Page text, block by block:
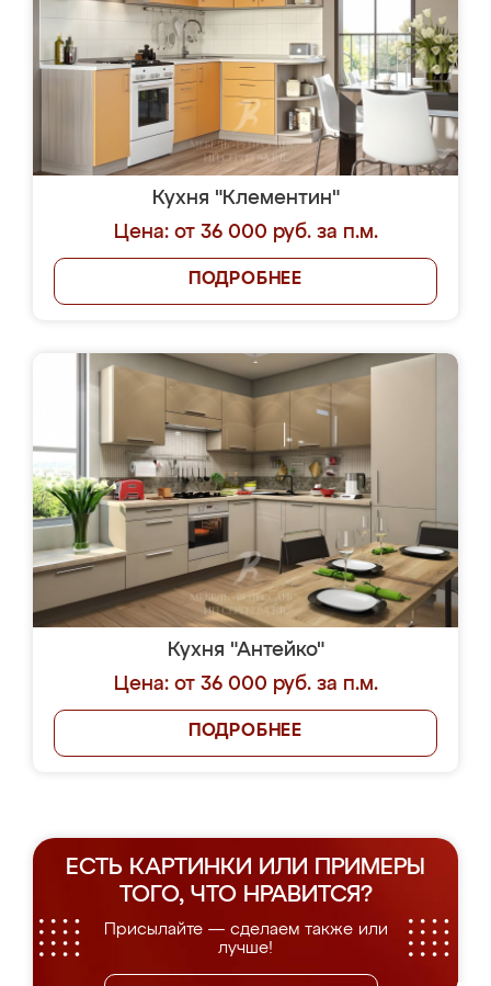
Кухня "Клементин"
Цена: от 36 000 руб. за п.м.
ПОДРОБНЕЕ
Кухня "Антейко"
Цена: от 36 000 руб. за п.м.
ПОДРОБНЕЕ
ЕСТЬ КАРТИНКИ ИЛИ ПРИМЕРЫ
ТОГО, ЧТО НРАВИТСЯ?
Присылайте — сделаем также или
лучше!